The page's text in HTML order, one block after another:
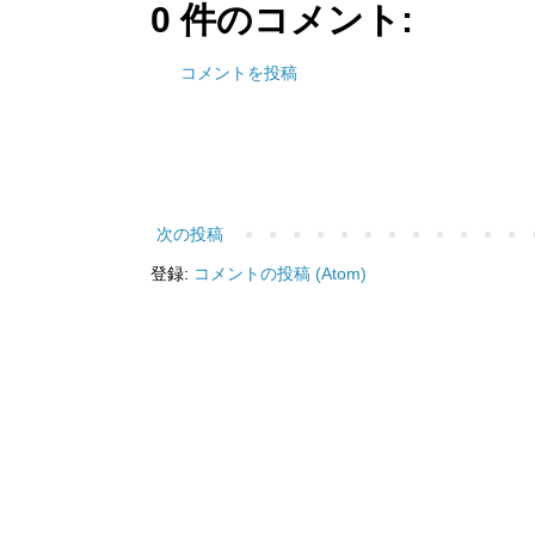
0 件のコメント:
コメントを投稿
次の投稿
登録: コメントの投稿 (Atom)